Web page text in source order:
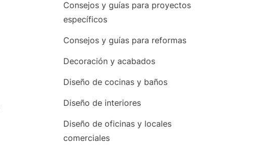
Consejos y guías para proyectos
específicos
Consejos y guías para reformas
Decoración y acabados
Diseño de cocinas y baños
Diseño de interiores
Diseño de oficinas y locales
comerciales